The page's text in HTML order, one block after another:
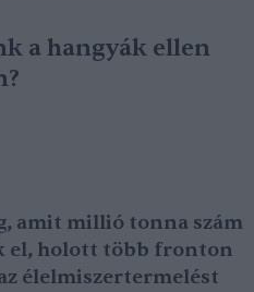
a hangyák ellen
amit millió tonna szám
el, holott több fronton
élelmiszertermelést